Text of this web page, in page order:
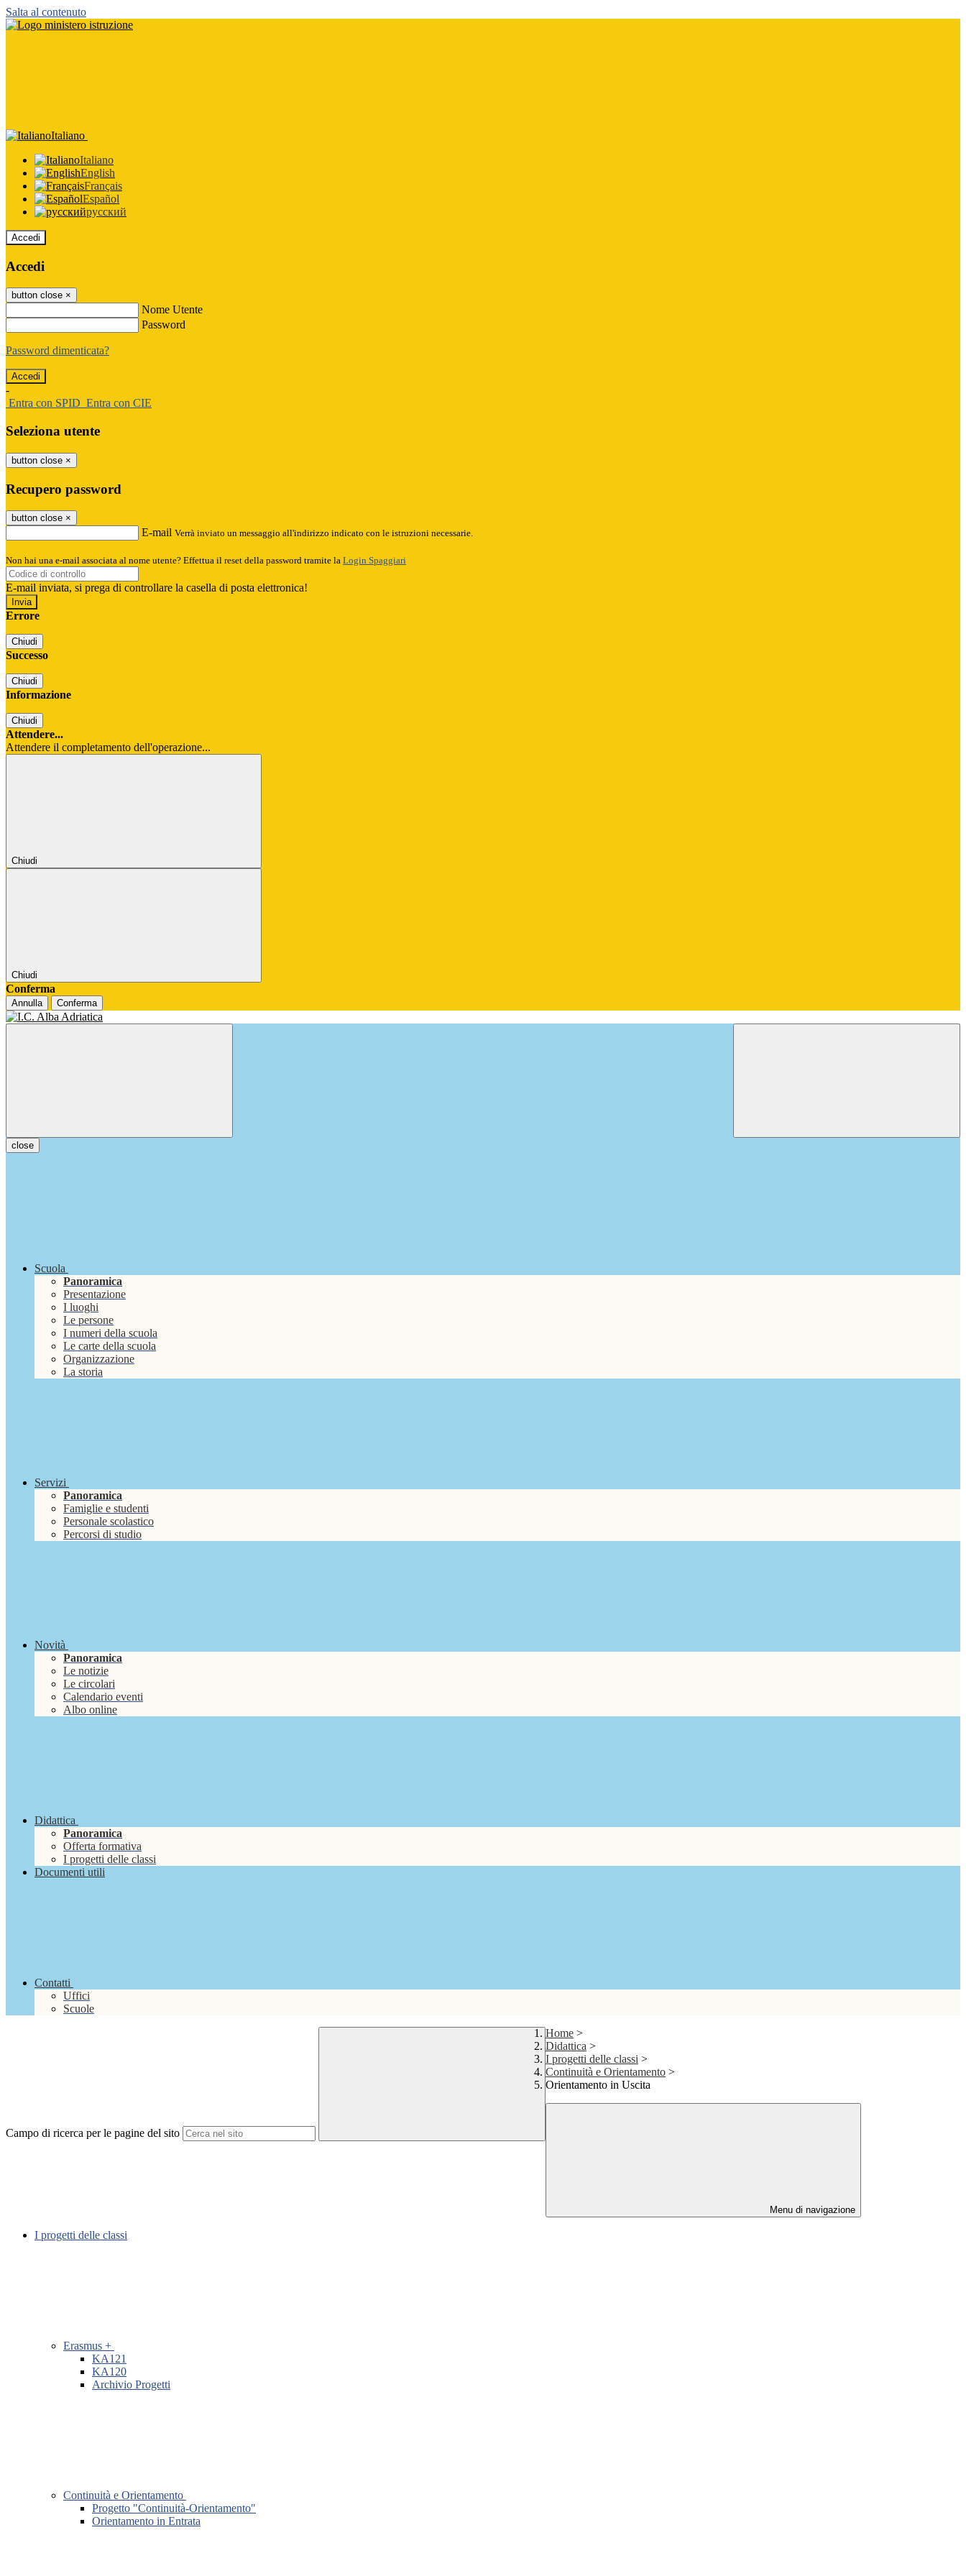
Salta al contenuto
Italiano
Italiano
English
Français
Español
русский
Accedi
Accedi
button close ×
Nome Utente
Password
Password dimenticata?
-
Entra con SPID Entra con CIE
Seleziona utente
button close ×
Recupero password
button close ×
E-mail Verrà inviato un messaggio all'indirizzo indicato con le istruzioni necessarie.
Non hai una e-mail associata al nome utente? Effettua il reset della password tramite la Login Spaggiari
E-mail inviata, si prega di controllare la casella di posta elettronica!
Errore
Chiudi
Successo
Chiudi
Informazione
Chiudi
Attendere...
Attendere il completamento dell'operazione...
Chiudi
Chiudi
Conferma
Annulla Conferma
close
Scuola
Panoramica
Presentazione
I luoghi
Le persone
I numeri della scuola
Le carte della scuola
Organizzazione
La storia
Servizi
Panoramica
Famiglie e studenti
Personale scolastico
Percorsi di studio
Novità
Panoramica
Le notizie
Le circolari
Calendario eventi
Albo online
Didattica
Panoramica
Offerta formativa
I progetti delle classi
Documenti utili
Contatti
Uffici
Scuole
Campo di ricerca per le pagine del sito
Home >
Didattica >
I progetti delle classi >
Continuità e Orientamento >
Orientamento in Uscita
Menu di navigazione
I progetti delle classi
Erasmus +
KA121
KA120
Archivio Progetti
Continuità e Orientamento
Progetto "Continuità-Orientamento"
Orientamento in Entrata